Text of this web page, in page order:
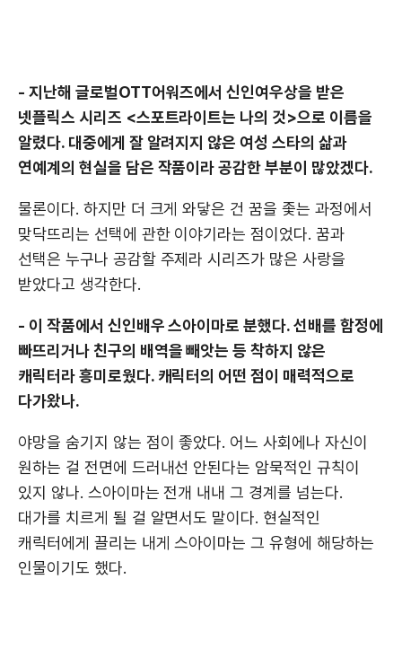
- 지난해 글로벌OTT어워즈에서 신인여우상을 받은
넷플릭스 시리즈 <스포트라이트는 나의 것>으로 이름을
알렸다. 대중에게 잘 알려지지 않은 여성 스타의 삶과
연예계의 현실을 담은 작품이라 공감한 부분이 많았겠다.
물론이다. 하지만 더 크게 와닿은 건 꿈을 좇는 과정에서
맞닥뜨리는 선택에 관한 이야기라는 점이었다. 꿈과
선택은 누구나 공감할 주제라 시리즈가 많은 사랑을
받았다고 생각한다.
- 이 작품에서 신인배우 스아이마로 분했다. 선배를 함정에
빠뜨리거나 친구의 배역을 빼앗는 등 착하지 않은
캐릭터라 흥미로웠다. 캐릭터의 어떤 점이 매력적으로
다가왔나.
야망을 숨기지 않는 점이 좋았다. 어느 사회에나 자신이
원하는 걸 전면에 드러내선 안된다는 암묵적인 규칙이
있지 않나. 스아이마는 전개 내내 그 경계를 넘는다.
대가를 치르게 될 걸 알면서도 말이다. 현실적인
캐릭터에게 끌리는 내게 스아이마는 그 유형에 해당하는
인물이기도 했다.